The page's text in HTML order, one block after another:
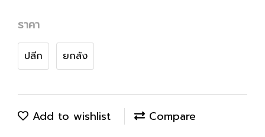
ราคา
ปลีก ยกลัง
Add to wishlist
Compare